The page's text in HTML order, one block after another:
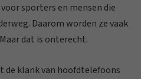
sporters en mensen die
Daarom worden ze vaak
dat is onterecht.
de klank van hoofdtelefoons